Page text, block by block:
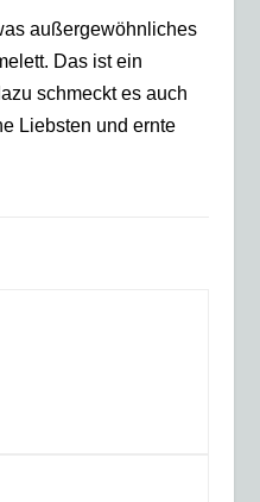
außergewöhnliches
Das ist ein
schmeckt es auch
Liebsten und ernte